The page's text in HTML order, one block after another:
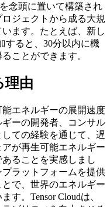
念頭に置いて構築され
ジェクトから成る大規
ます。たとえば、新し
すると、30分以内に機
ことができます。
理由
エネルギーの展開速度
ーの開発者、コンサル
ての経験を通じて、遅
が再生可能エネルギー
ることを実感しまし
ラットフォームを提供
で、世界のエネルギー
す。Tensor Cloudは、